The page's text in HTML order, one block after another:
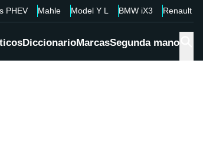
PHEV Mahle Model Y L BMW iX3 Renault
DiccionarioMarcasSegunda mano